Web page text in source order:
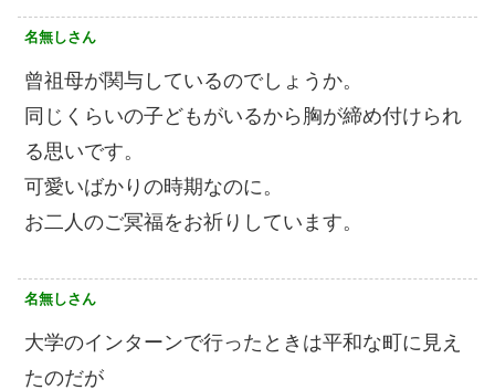
名無しさん
曾祖母が関与しているのでしょうか。
同じくらいの子どもがいるから胸が締め付けられ
る思いです。
可愛いばかりの時期なのに。
お二人のご冥福をお祈りしています。
名無しさん
大学のインターンで行ったときは平和な町に見え
たのだが